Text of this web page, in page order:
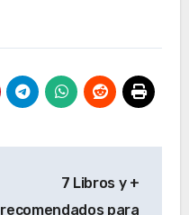
7 Libros y +
recomendados para